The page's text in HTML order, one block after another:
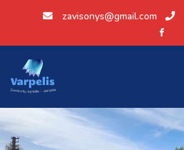
zavisonys@gmail.com